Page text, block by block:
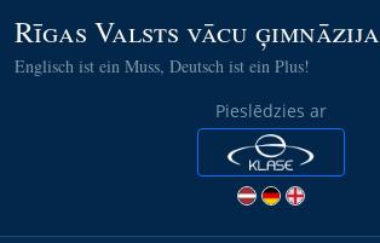
Rīgas Valsts vācu ģimnāzija
Englisch ist ein Muss, Deutsch ist ein Plus!
Pieslēdzies ar